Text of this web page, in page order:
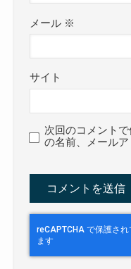
メール ※
サイト
次回のコメント
の名前、メールア